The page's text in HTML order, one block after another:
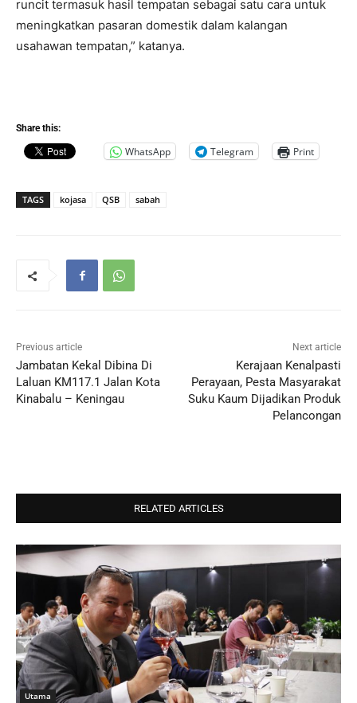
runcit termasuk hasil tempatan sebagai satu cara untuk
meningkatkan pasaran domestik dalam kalangan
usahawan tempatan,” katanya.
Share this:
WhatsApp Telegram Print
TAGS kojasa QSB sabah
Previous article
Jambatan Kekal Dibina Di
Laluan KM117.1 Jalan Kota
Kinabalu – Keningau
Next article
Kerajaan Kenalpasti
Perayaan, Pesta Masyarakat
Suku Kaum Dijadikan Produk
Pelancongan
RELATED ARTICLES
Utama